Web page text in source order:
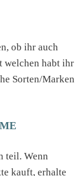
ob ihr auch
welchen habt ihr
Sorten/Marken
teil. Wenn
kauft, erhalte